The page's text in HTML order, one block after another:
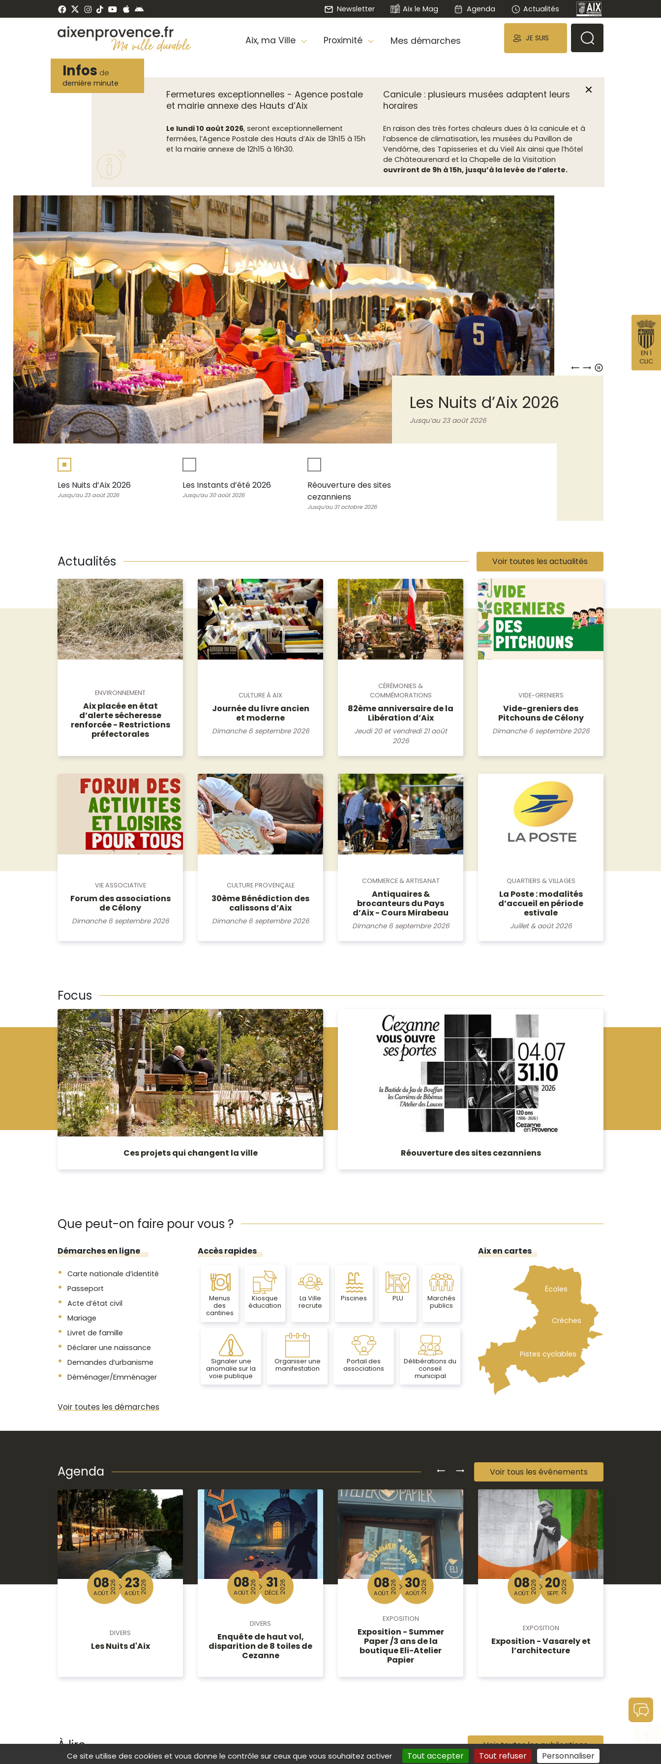
Newsletter Aix le Mag Agenda Actualités
Aix, ma Ville Proximité Mes démarches JE SUIS
Infos de
dernière minute
Fermetures exceptionnelles - Agence postale
et mairie annexe des Hauts d’Aix
Le lundi 10 août 2026, seront exceptionnellement
fermées, l’Agence Postale des Hauts d’Aix de 13h15 à 15h
et la mairie annexe de 12h15 à 16h30.
Canicule : plusieurs musées adaptent leurs
horaires
En raison des très fortes chaleurs dues àla canicule et à
l’absence de climatisation, les musées du Pavillon de
Vendôme, des Tapisseries et du Vieil Aix ainsi que l’hôtel
de Châteaurenard et la Chapelle de la Visitation
ouvriront de 9h à 15h, jusqu’à la levée de l’alerte.
Fermer
Précédent
Suivant
Pause
Les Instants d’été
Les Nuits d’Aix 2026
Jusqu’au 23 août 2026
Les Instants d’été 2026
Jusqu’au 30 août 2026
Réouverture des sites
cezanniens
Jusqu’au 31 octobre 2026
Actualités Voir toutes les actualités
ENVIRONNEMENT
Aix placée en état
d’alerte sécheresse
renforcée - Restrictions
préfectorales
CULTURE À AIX
Journée du livre ancien
et moderne
Dimanche 6 septembre 2026
CÉRÉMONIES &
COMMÉMORATIONS
82ème anniversaire de la
Libération d’Aix
Jeudi 20 et vendredi 21 août
2026
VIDE-GRENIERS
Vide-greniers des
Pitchouns de Célony
Dimanche 6 septembre 2026
VIE ASSOCIATIVE
Forum des associations
de Célony
Dimanche 6 septembre 2026
CULTURE PROVENÇALE
30ème Bénédiction des
calissons d’Aix
Dimanche 6 septembre 2026
COMMERCE & ARTISANAT
Antiquaires &
brocanteurs du Pays
d’Aix - Cours Mirabeau
Dimanche 6 septembre 2026
QUARTIERS & VILLAGES
La Poste : modalités
d’accueil en période
estivale
Juillet & août 2026
Focus
Ces projets qui changent la ville Réouverture des sites cezanniens
Que peut-on faire pour vous ?
Démarches en ligne
Carte nationale d’identité
Passeport
Acte d’état civil
Mariage
Livret de famille
Déclarer une naissance
Demandes d’urbanisme
Déménager/Emménager
Voir toutes les démarches
Accès rapides
Menus
des
cantines
Kiosque
éducation
La Ville
recrute
Piscines PLU
Marchés
publics
Signaler une
anomalie sur la
voie publique
Organiser une
manifestation
Portail des
associations
Délibérations du
conseil
municipal
Aix en cartes
Écoles
Crèches
Pistes cyclables
Agenda PrécédentSuivantVoir tous les événements
08
AOÛT.2026 23
AOÛT.2026
DIVERS
Les Nuits d'Aix
08
AOÛT.2026 31
DÉCE.2026
DIVERS
Enquête de haut vol,
disparition de 8 toiles de
Cezanne
08
AOÛT.2026 30
AOÛT.2026
EXPOSITION
Exposition - Summer
Paper /3 ans de la
boutique Eli-Atelier
Papier
08
AOÛT.2026 20
SEPT.2026
EXPOSITION
Exposition - Vasarely et
l’architecture
À lire Voir toutes les publications
EN 1
CLIC
de
Panneau de gestion des cookies
Ce site utilise des cookies et vous donne le contrôle sur ceux que vous souhaitez activer Tout accepter Tout refuser Personnaliser